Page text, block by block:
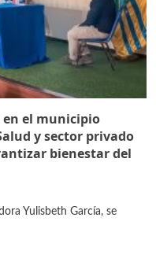
el municipio
y sector privado
bienestar del
Yulisbeth García, se